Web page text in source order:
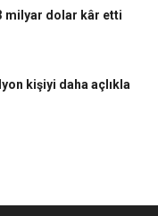
milyar dolar kâr etti
kişiyi daha açlıkla